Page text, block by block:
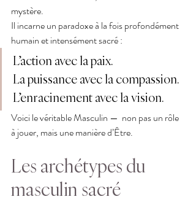
mystère.
Il incarne un paradoxe à la fois profondément
humain et intensément sacré :
L’action avec la paix.
La puissance avec la compassion.
L’enracinement avec la vision.
Voici le véritable Masculin —  non pas un rôle
à jouer, mais une manière d’Être.
Les archétypes du
masculin sacré